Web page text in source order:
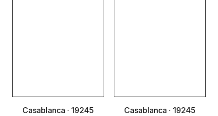
Casablanca · 19245
Casablanca · 19245